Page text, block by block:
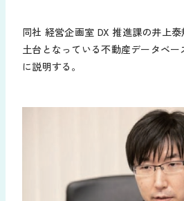
同社 経営企画室 DX 推進課の井上
土台となっている不動産データベー
に説明する。